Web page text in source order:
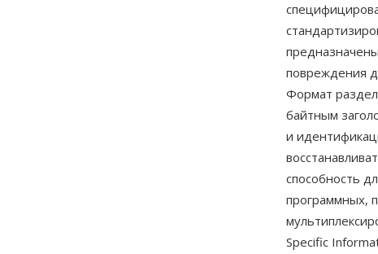
повреждения
Формат
байтным
и
способность
программных,
Specific